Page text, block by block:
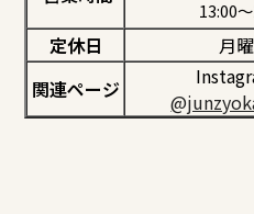
13:00
定休日
月
関連ページ